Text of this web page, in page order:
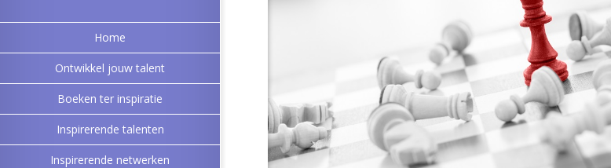
Home
Ontwikkel jouw talent
Boeken ter inspiratie
Inspirerende talenten
Inspirerende netwerken